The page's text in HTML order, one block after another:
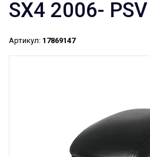
SX4 2006-
Артикул: 17869147